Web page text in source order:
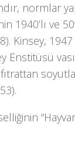
normlar
1940’lı ve
Kinsey,